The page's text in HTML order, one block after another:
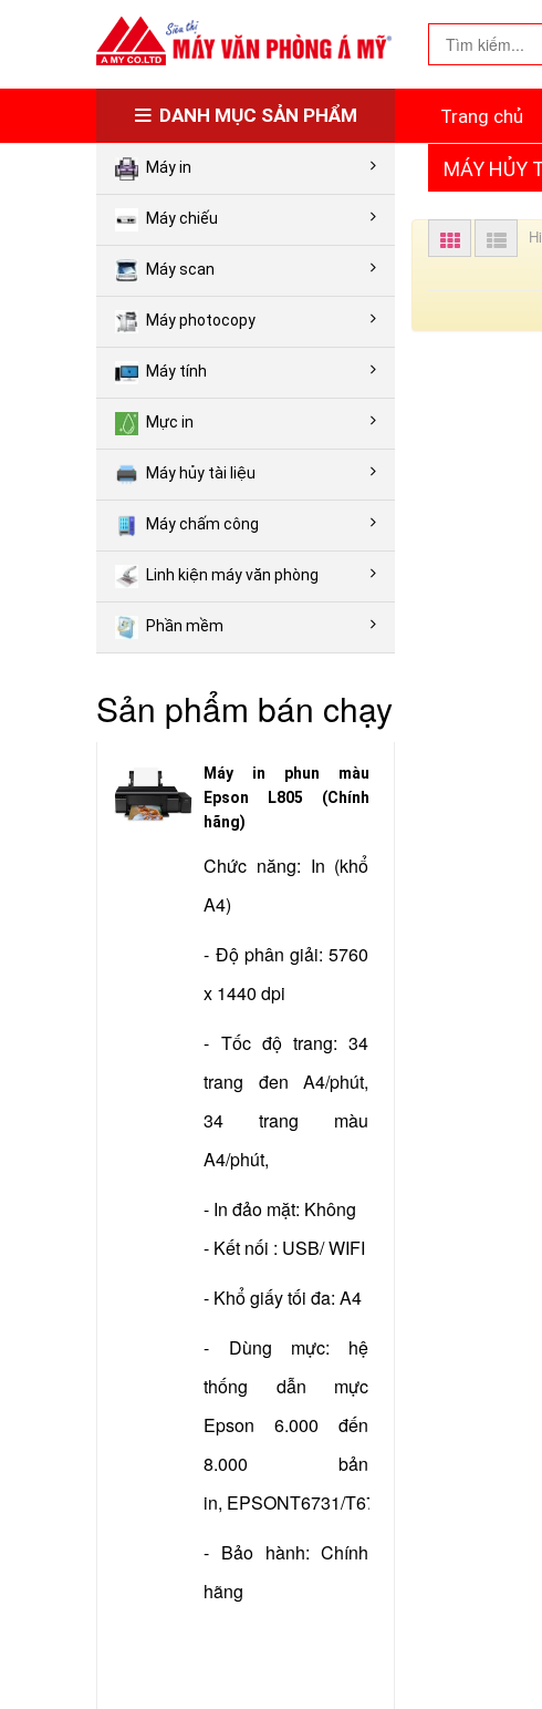
DANH MỤC SẢN PHẨM Trang chủ
Máy in
Máy chiếu
Máy scan
Máy photocopy
Máy tính
Mực in
Máy hủy tài liệu
Máy chấm công
Linh kiện máy văn phòng
Phần mềm
Sản phẩm bán chạy
Máy in phun màu
Epson L805 (Chính
hãng)
Chức năng: In (khổ
A4)
- Độ phân giải: 5760
x 1440 dpi
- Tốc độ trang: 34
trang đen A4/phút,
34 trang màu
A4/phút,
- In đảo mặt: Không
- Kết nối : USB/ WIFI
- Khổ giấy tối đa: A4
- Dùng mực: hệ
thống dẫn mực
Epson 6.000 đến
8.000 bản
in, EPSONT6731/T6732/T6733/T6734/
- Bảo hành: Chính
hãng
MÁY HỦY